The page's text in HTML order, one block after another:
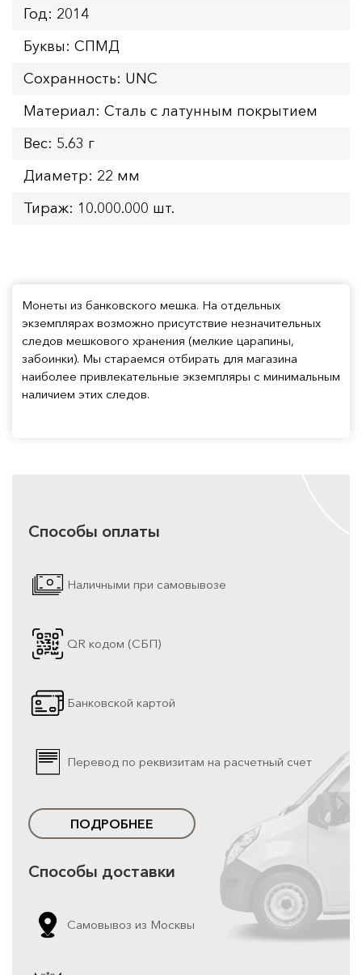
Год: 2014
Буквы: СПМД
Сохранность: UNC
Материал: Сталь с латунным покрытием
Вес: 5.63 г
Диаметр: 22 мм
Тираж: 10.000.000 шт.
Монеты из банковского мешка. На отдельных
экземплярах возможно присутствие незначительных
следов мешкового хранения (мелкие царапины,
забоинки). Мы стараемся отбирать для магазина
наиболее привлекательные экземпляры с минимальным
наличием этих следов.
Способы оплаты
Наличными при самовывозе
QR кодом (СБП)
Банковской картой
Перевод по реквизитам на расчетный счет
ПОДРОБНЕЕ
Способы доставки
Самовывоз из Москвы